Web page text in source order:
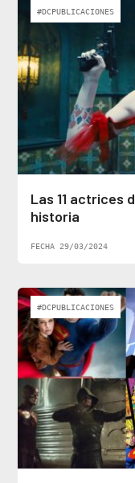
#DCPUBLICACIONES
Las 11 actrices
historia
FECHA 29/03/2024
#DCPUBLICACIONES